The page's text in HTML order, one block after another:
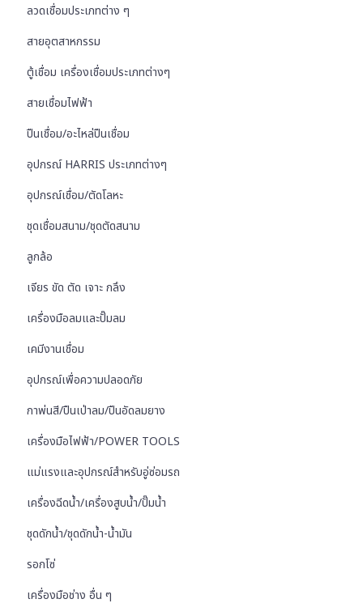
ลวดเชื่อมประเภทต่าง ๆ
สายอุตสาหกรรม
ตู้เชื่อม เครื่องเชื่อมประเภทต่างๆ
สายเชื่อมไฟฟ้า
ปืนเชื่อม/อะไหล่ปืนเชื่อม
อุปกรณ์ HARRIS ประเภทต่างๆ
อุปกรณ์เชื่อม/ตัดโลหะ
ชุดเชื่อมสนาม/ชุดตัดสนาม
ลูกล้อ
เจียร ขัด ตัด เจาะ กลึง
เครื่องมือลมและปั๊มลม
เคมีงานเชื่อม
อุปกรณ์เพื่อความปลอดภัย
กาพ่นสี/ปืนเป่าลม/ปืนอัดลมยาง
เครื่องมือไฟฟ้า/POWER TOOLS
แม่แรงและอุปกรณ์สำหรับอู่ซ่อมรถ
เครื่องฉีดน้ำ/เครื่องสูบน้ำ/ปั๊มน้ำ
ชุดดักน้ำ/ชุดดักน้ำ-น้ำมัน
รอกโซ่
เครื่องมือช่าง อื่น ๆ